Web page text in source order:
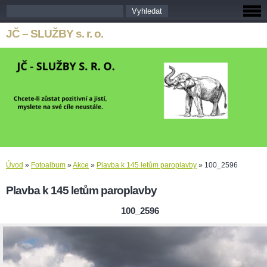
JČ – SLUŽBY s. r. o.
Úvod » Fotoalbum »Akce » Plavba k 145 letům paroplavby » 100_2596
Plavba k 145 letům paroplavby
100_2596